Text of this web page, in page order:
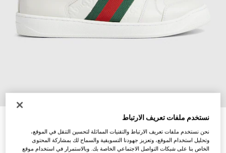
حذاء سنيكرز Screener للنساء
SAR 4,550
نستخدم ملفات تعريف الارتباط
نحن نستخدم ملفات تعريف الارتباط والتقنيات المماثلة لتحسين التنقل في الموقع،
وتحليل استخدام الموقع، وتعزيز جهودنا التسويقية والسماح لك بمشاركة المحتوى
الخاص بنا على شبكات التواصل الاجتماعي الخاصة بك. وبالاستمرار في استخدام موقع